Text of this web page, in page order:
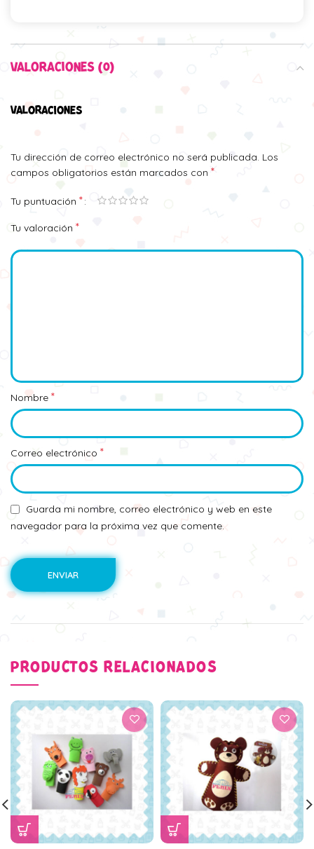
VALORACIONES (0)
VALORACIONES
Tu dirección de correo electrónico no será publicada. Los
campos obligatorios están marcados con *
Tu puntuación *
Tu valoración *
Nombre *
Correo electrónico *
Guarda mi nombre, correo electrónico y web en este
navegador para la próxima vez que comente.
PRODUCTOS RELACIONADOS